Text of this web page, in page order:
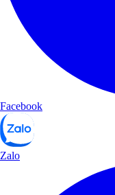
Facebook
Zalo